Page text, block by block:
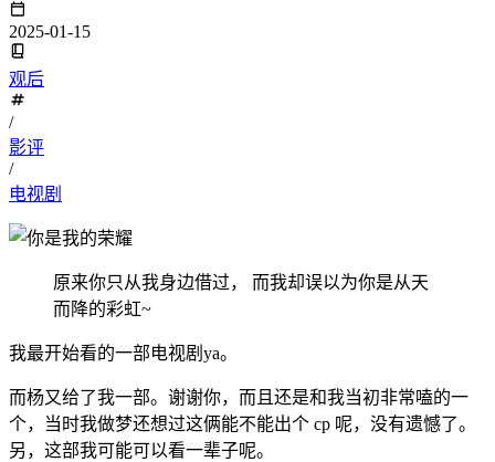
2025-01-15
观后
/
影评
/
电视剧
原来你只从我身边借过， 而我却误以为你是从天
而降的彩虹~
我最开始看的一部电视剧ya。
而杨又给了我一部。谢谢你，而且还是和我当初非常嗑的一
个，当时我做梦还想过这俩能不能出个 cp 呢，没有遗憾了。
另，这部我可能可以看一辈子呢。